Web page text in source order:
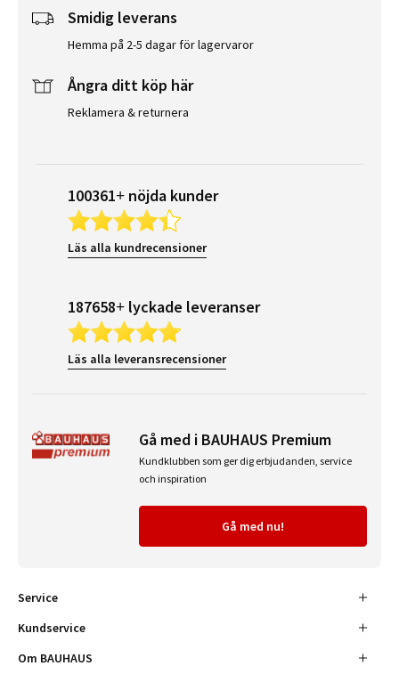
Smidig leverans
Hemma på 2-5 dagar för lagervaror
Ångra ditt köp här
Reklamera & returnera
100361+ nöjda kunder
Läs alla kundrecensioner
187658+ lyckade leveranser
Läs alla leveransrecensioner
Gå med i BAUHAUS Premium
Kundklubben som ger dig erbjudanden, service
och inspiration
Gå med nu!
Service
Kundservice
Om BAUHAUS